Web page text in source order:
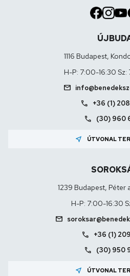
1116 Budapest,
H-P: 7:00-16:30
mail
call +36 (1)
call (30) 960
near_me ÚTVONAL
1239 Budapest, Péter
H-P: 7:00-16:30
mail
call +36 (1)
call (30) 950
near_me ÚTVONAL